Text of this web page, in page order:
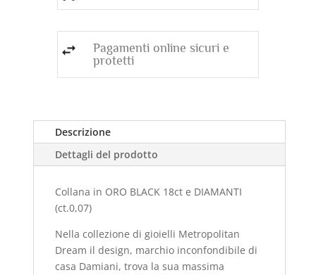
Pagamenti online sicuri e
protetti
Descrizione
Dettagli del prodotto
Collana in ORO BLACK 18ct e DIAMANTI
(ct.0,07)
Nella collezione di gioielli Metropolitan
Dream il design, marchio inconfondibile di
casa Damiani, trova la sua massima